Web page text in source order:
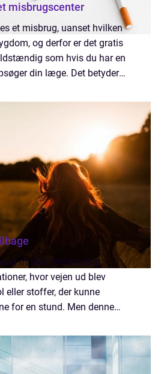
misbrugscenter
et misbrug, uanset hvilken
og derfor er det gratis
som hvis du har en
din læge. Det betyder
til at knyt...
at stå i forfærdeligt
hvor vejen ud blev
eller stoffer, der kunne
for en stund. Men denne
mod muren, måske i f...